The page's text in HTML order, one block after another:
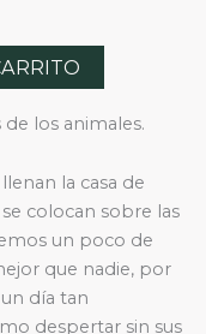
los animales.
la casa de
colocan sobre las
un poco de
que nadie, por
día tan
despertar sin sus